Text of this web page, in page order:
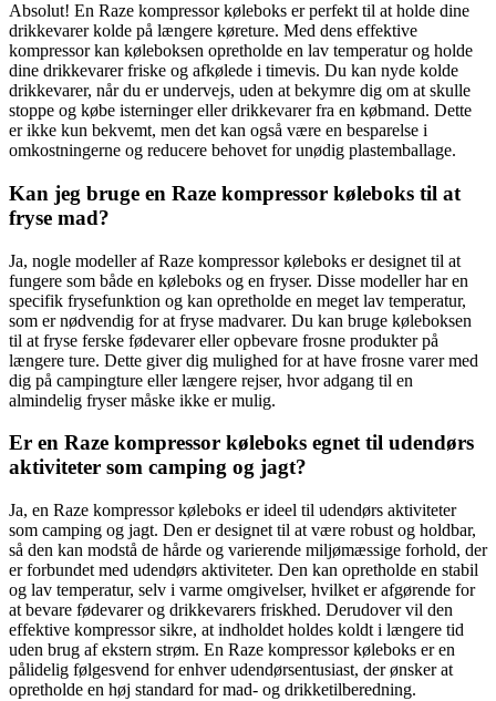
Absolut! En Raze kompressor køleboks er perfekt til at holde dine
drikkevarer kolde på længere køreture. Med dens effektive
kompressor kan køleboksen opretholde en lav temperatur og holde
dine drikkevarer friske og afkølede i timevis. Du kan nyde kolde
drikkevarer, når du er undervejs, uden at bekymre dig om at skulle
stoppe og købe isterninger eller drikkevarer fra en købmand. Dette
er ikke kun bekvemt, men det kan også være en besparelse i
omkostningerne og reducere behovet for unødig plastemballage.
Kan jeg bruge en Raze kompressor køleboks til at
fryse mad?
Ja, nogle modeller af Raze kompressor køleboks er designet til at
fungere som både en køleboks og en fryser. Disse modeller har en
specifik frysefunktion og kan opretholde en meget lav temperatur,
som er nødvendig for at fryse madvarer. Du kan bruge køleboksen
til at fryse ferske fødevarer eller opbevare frosne produkter på
længere ture. Dette giver dig mulighed for at have frosne varer med
dig på campingture eller længere rejser, hvor adgang til en
almindelig fryser måske ikke er mulig.
Er en Raze kompressor køleboks egnet til udendørs
aktiviteter som camping og jagt?
Ja, en Raze kompressor køleboks er ideel til udendørs aktiviteter
som camping og jagt. Den er designet til at være robust og holdbar,
så den kan modstå de hårde og varierende miljømæssige forhold, der
er forbundet med udendørs aktiviteter. Den kan opretholde en stabil
og lav temperatur, selv i varme omgivelser, hvilket er afgørende for
at bevare fødevarer og drikkevarers friskhed. Derudover vil den
effektive kompressor sikre, at indholdet holdes koldt i længere tid
uden brug af ekstern strøm. En Raze kompressor køleboks er en
pålidelig følgesvend for enhver udendørsentusiast, der ønsker at
opretholde en høj standard for mad- og drikketilberedning.